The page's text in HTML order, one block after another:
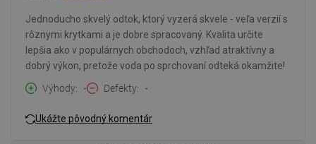
Jednoducho skvelý odtok, ktorý vyzerá skvele - veľa verzií s
rôznymi krytkami a je dobre spracovaný. Kvalita určite
lepšia ako v populárnych obchodoch, vzhľad atraktívny a
dobrý výkon, pretože voda po sprchovaní odteká okamžite!
Výhody
- Defekty -
Ukážte pôvodný komentár